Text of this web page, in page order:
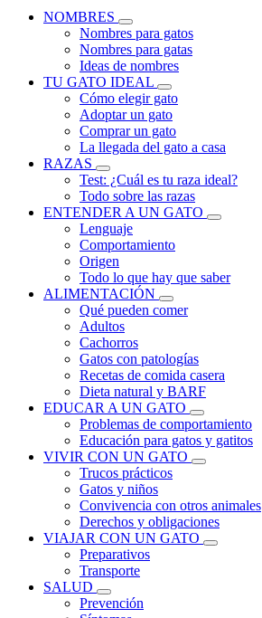
NOMBRES
Nombres para gatos
Nombres para gatas
Ideas de nombres
TU GATO IDEAL
Cómo elegir gato
Adoptar un gato
Comprar un gato
La llegada del gato a casa
RAZAS
Test: ¿Cuál es tu raza ideal?
Todo sobre las razas
ENTENDER A UN GATO
Lenguaje
Comportamiento
Origen
Todo lo que hay que saber
ALIMENTACIÓN
Qué pueden comer
Adultos
Cachorros
Gatos con patologías
Recetas de comida casera
Dieta natural y BARF
EDUCAR A UN GATO
Problemas de comportamiento
Educación para gatos y gatitos
VIVIR CON UN GATO
Trucos prácticos
Gatos y niños
Convivencia con otros animales
Derechos y obligaciones
VIAJAR CON UN GATO
Preparativos
Transporte
SALUD
Prevención